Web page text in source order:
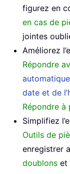
figurez en
en cas de
jointes
Améliorez
Répondre
date et de
Répondre à
Simplifiez
Outils de
enregistrer
doublons et